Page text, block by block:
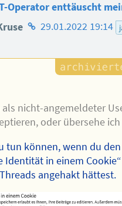
Operator enttäuscht
Homepage
Autors
29.01.2022 19:14
als nicht-angemeldeter
oder übersehe
tun können, wenn du
Identität in einem
angehakt hättest.